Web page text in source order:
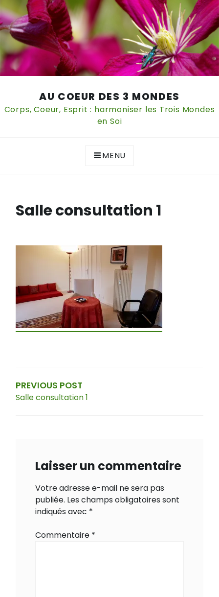
content
AU COEUR DES 3 MONDES
Corps, Coeur, Esprit : harmoniser les Trois Mondes
en Soi
MENU
Salle consultation 1
l’article
PREVIOUS POST
Salle consultation 1
Laisser un commentaire
Votre adresse e-mail ne sera pas
publiée. Les champs obligatoires sont
indiqués avec *
Commentaire *